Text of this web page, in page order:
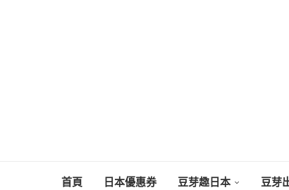
首頁 日本優惠券 豆芽趣日本 豆芽